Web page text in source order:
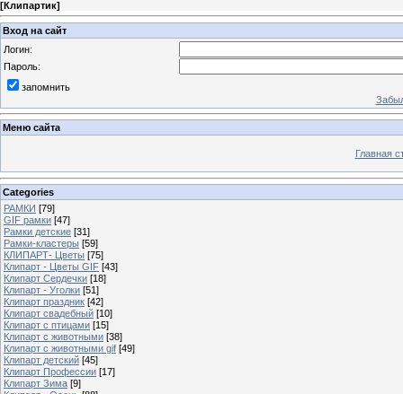
[Клипартик]
Вход на сайт
Логин:
Пароль:
запомнить
Меню сайта
Главная
Categories
РАМКИ [79]
GIF рамки [47]
Рамки детские [31]
Рамки-кластеры [59]
КЛИПАРТ- Цветы [75]
Клипарт - Цветы GIF [43]
Клипарт Сердечки [18]
Клипарт - Уголки [51]
Клипарт праздник [42]
Клипарт свадебный [10]
Клипарт с птицами [15]
Клипарт с животными [38]
Клипарт с животными gif [49]
Клипарт детский [45]
Клипарт Профессии [17]
Клипарт Зима [9]